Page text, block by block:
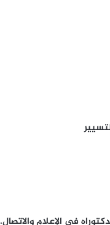
في الإعلام والاتصال.